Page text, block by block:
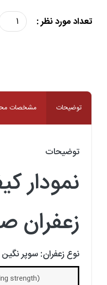
تعداد مورد نظر :
زعفران
نیم
زاده
عدد
توضیحات مشخصات
توضیحات
نمودار
زعفران
نوع زعفران: سوپر نگین
strength)